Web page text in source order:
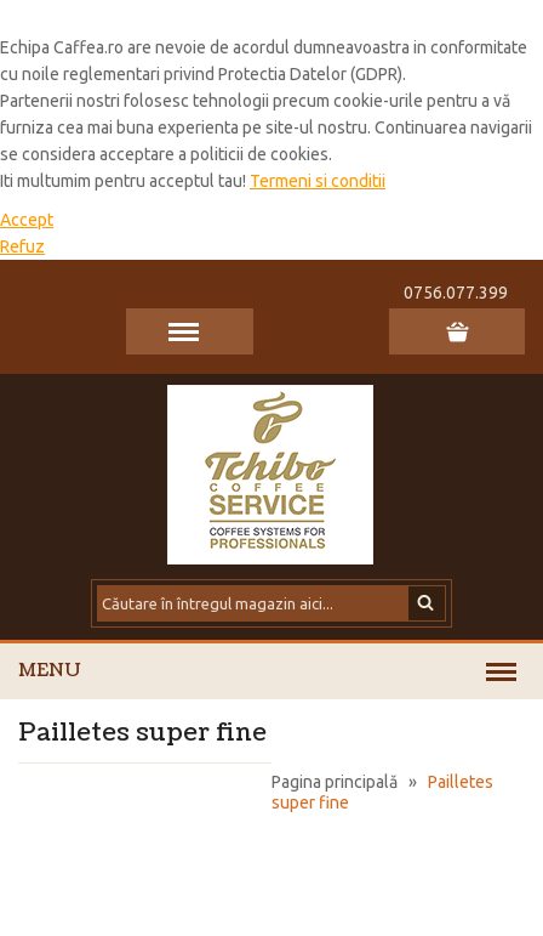
Echipa Caffea.ro are nevoie de acordul dumneavoastra in conformitate
cu noile reglementari privind Protectia Datelor (GDPR).
Partenerii nostri folosesc tehnologii precum cookie-urile pentru a vă
furniza cea mai buna experienta pe site-ul nostru. Continuarea navigarii
se considera acceptare a politicii de cookies.
Iti multumim pentru acceptul tau! Termeni si conditii
Accept
Refuz
0756.077.399
MENU
Pagina principală » Pailletes
super fine
Pailletes super fine